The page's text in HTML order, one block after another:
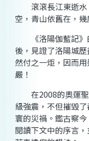
滾滾長江東逝水
空，青山依舊在，幾
《洛陽伽藍記》
後，見證了洛陽城
然付之一炬，因而
嚴！
在2008的奧運聖
級強震，不但摧毀
寰的災禍。鑑古察
閱讀下文中的序言